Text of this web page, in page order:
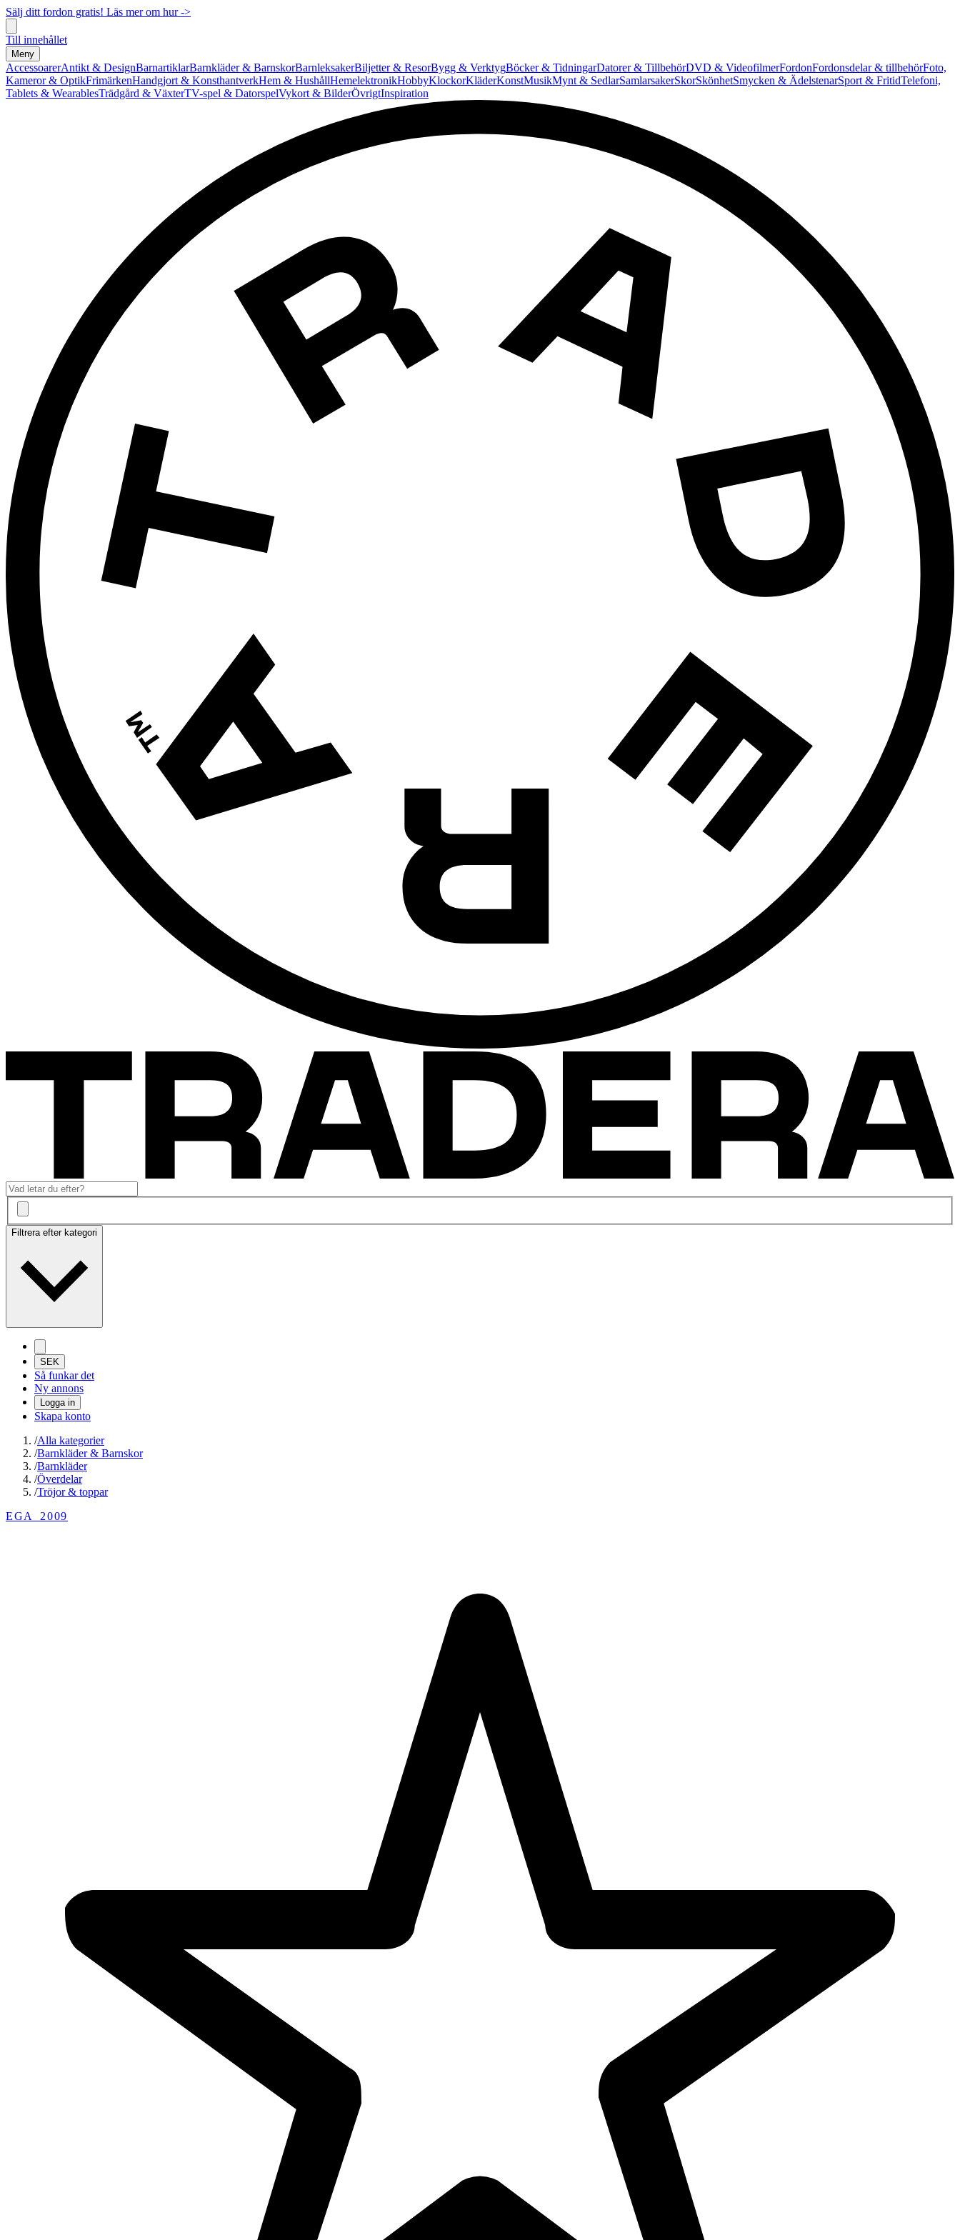
Sälj ditt fordon gratis! Läs mer om hur ->
Till innehållet
Meny
AccessoarerAntikt & DesignBarnartiklarBarnkläder & BarnskorBarnleksakerBiljetter & ResorBygg & VerktygBöcker & TidningarDatorer & TillbehörDVD & VideofilmerFordonFordonsdelar & tillbehörFoto,
Kameror & OptikFrimärkenHandgjort & KonsthantverkHem & HushållHemelektronikHobbyKlockorKläderKonstMusikMynt & SedlarSamlarsakerSkorSkönhetSmycken & ÄdelstenarSport & FritidTelefoni,
Tablets & WearablesTrädgård & VäxterTV-spel & DatorspelVykort & BilderÖvrigtInspiration
Filtrera efter kategori
SEK
Så funkar det
Ny annons
Logga in
Skapa konto
/Alla kategorier
/Barnkläder & Barnskor
/Barnkläder
/Överdelar
/Tröjor & toppar
EGA_2009